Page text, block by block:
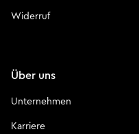
Widerruf
Über uns
Unternehmen
Karriere